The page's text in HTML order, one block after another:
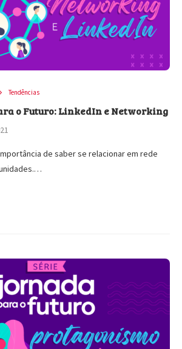
Tendências
o Futuro: LinkedIn e Networking
de saber se relacionar em rede